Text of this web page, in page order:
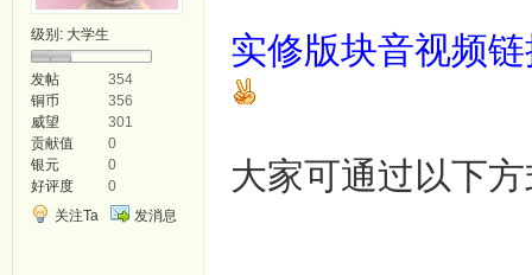
级别: 大学生
发帖
354
铜币
356
威望
301
贡献值
0
银元
0
好评度
0
关注Ta
发消息
实修版块音视频
大家可通过以下